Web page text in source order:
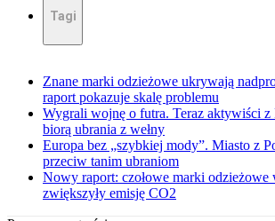
Tagi
Znane marki odzieżowe ukrywają
raport pokazuje skalę problemu
Wygrali wojnę o futra. Teraz aktywiści
biorą ubrania z wełny
Europa bez „szybkiej mody”. Miasto z
przeciw tanim ubraniom
Nowy raport: czołowe marki odzieżowe
zwiększyły emisję CO2